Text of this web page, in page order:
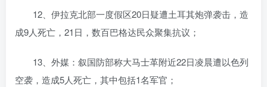
12、伊拉克北部一度假区20日疑遭土耳其炮弹袭击，造
成9人死亡，21日，数百巴格达民众聚集抗议；
13、外媒：叙国防部称大马士革附近22日凌晨遭以色列
空袭，造成5人死亡，其中包括1名军官；